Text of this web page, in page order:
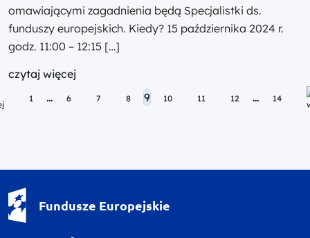
omawiającymi zagadnienia będą Specjalistki ds.
funduszy europejskich. Kiedy? 15 października 2024 r.
godz. 11:00 – 12:15 […]
czytaj więcej
Posts navigation
1 … 6 7 8 9 10 11 12 … 14
Fundusze Europejskie